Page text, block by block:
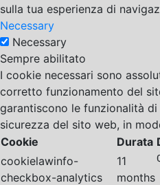
sulla tua esperienza di
Necessary
Necessary
Sempre abilitato
I cookie necessari sono
corretto funzionamento del
garantiscono le funzionalità
sicurezza del sito web, in
Cookie
Durata
cookielawinfo-
checkbox-analytics
11
months